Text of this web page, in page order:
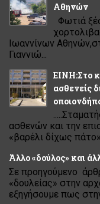
Αθηνών
Φωτιά
Ιωαννίνων
Γιαννιώ...
ΕΙΝΗ:Στο
ασθενείς
ασθενών και την
«βαρέλι δίχως πάτο»
Άλλο «δούλος» και
Σε προηγούμενο
«δουλείας» στην
εξηγήσουμε πως